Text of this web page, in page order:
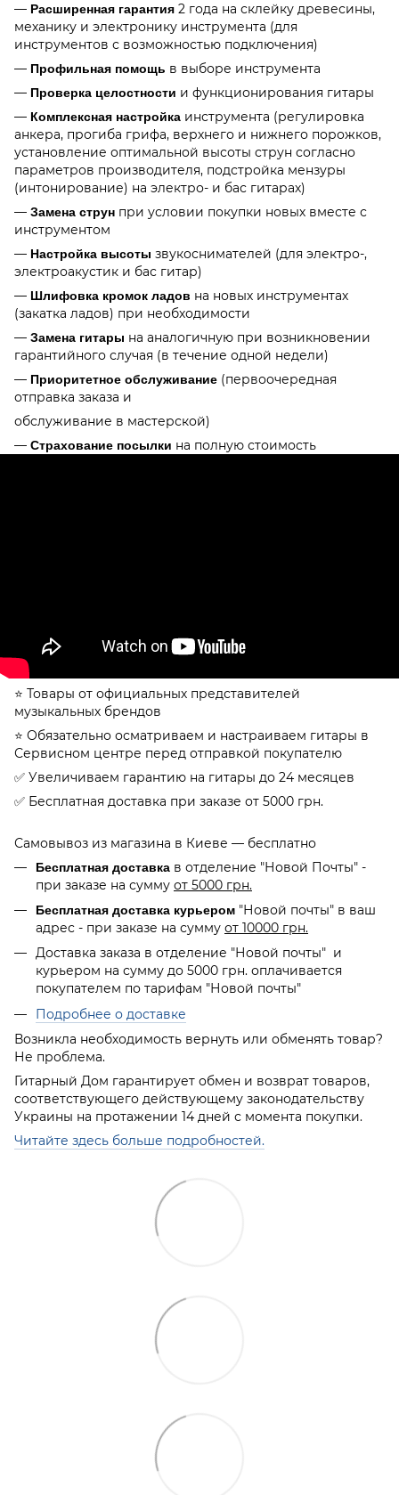
— Расширенная гарантия 2 года на склейку древесины,
механику и электронику инструмента (для
инструментов с возможностью подключения)
— Профильная помощь в выборе инструмента
— Проверка целостности и функционирования гитары
— Комплексная настройка инструмента (регулировка
анкера, прогиба грифа, верхнего и нижнего порожков,
установление оптимальной высоты струн согласно
параметров производителя, подстройка мензуры
(интонирование) на электро- и бас гитарах)
— Замена струн при условии покупки новых вместе с
инструментом
— Настройка высоты звукоснимателей (для электро-,
электроакустик и бас гитар)
— Шлифовка кромок ладов на новых инструментах
(закатка ладов) при необходимости
— Замена гитары на аналогичную при возникновении
гарантийного случая (в течение одной недели)
— Приоритетное обслуживание (первоочередная
отправка заказа и
обслуживание в мастерской)
— Страхование посылки на полную стоимость
⭐️ Товары от официальных представителей
музыкальных брендов
⭐️ Обязательно осматриваем и настраиваем гитары в
Сервисном центре перед отправкой покупателю
✅ Увеличиваем гарантию на гитары до 24 месяцев
✅ Бесплатная доставка при заказе от 5000 грн.
Самовывоз из магазина в Киеве — бесплатно
Бесплатная доставка в отделение "Новой Почты" -
при заказе на сумму от 5000 грн.
Бесплатная доставка курьером "Новой почты" в ваш
адрес - при заказе на сумму от 10000 грн.
Доставка заказа в отделение "Новой почты" и
курьером на сумму до 5000 грн. оплачивается
покупателем по тарифам "Новой почты"
Подробнее о доставке
Возникла необходимость вернуть или обменять товар?
Не проблема.
Гитарный Дом гарантирует обмен и возврат товаров,
соответствующего действующему законодательству
Украины на протажении 14 дней с момента покупки.
Читайте здесь больше подробностей.